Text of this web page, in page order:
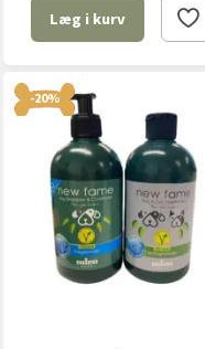
Læg i kurv
-20%